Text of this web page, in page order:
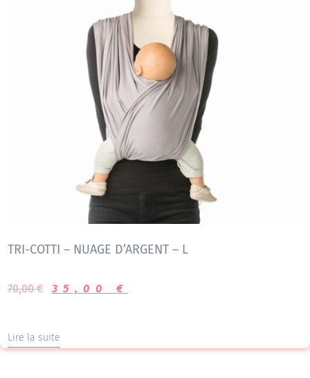
TRI-COTTI – NUAGE D’ARGENT – L
70,00€ 35,00 €
Lire la suite